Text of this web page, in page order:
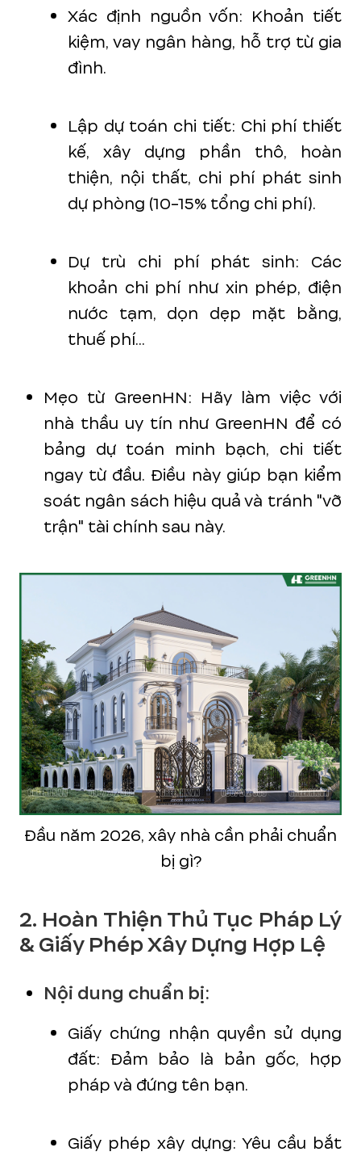
Xác định nguồn vốn: Khoản tiết
kiệm, vay ngân hàng, hỗ trợ từ gia
đình.
Lập dự toán chi tiết: Chi phí thiết
kế, xây dựng phần thô, hoàn
thiện, nội thất, chi phí phát sinh
dự phòng (10-15% tổng chi phí).
Dự trù chi phí phát sinh: Các
khoản chi phí như xin phép, điện
nước tạm, dọn dẹp mặt bằng,
thuế phí...
Mẹo từ GreenHN: Hãy làm việc với
nhà thầu uy tín như GreenHN để có
bảng dự toán minh bạch, chi tiết
ngay từ đầu. Điều này giúp bạn kiểm
soát ngân sách hiệu quả và tránh "vỡ
trận" tài chính sau này.
Đầu năm 2026, xây nhà cần phải chuẩn
bị gì?
2. Hoàn Thiện Thủ Tục Pháp Lý
& Giấy Phép Xây Dựng Hợp Lệ
Nội dung chuẩn bị:
Giấy chứng nhận quyền sử dụng
đất: Đảm bảo là bản gốc, hợp
pháp và đứng tên bạn.
Giấy phép xây dựng: Yêu cầu bắt